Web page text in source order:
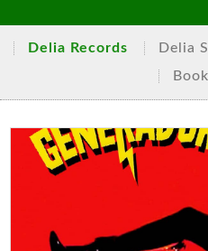
Delia Records Delia